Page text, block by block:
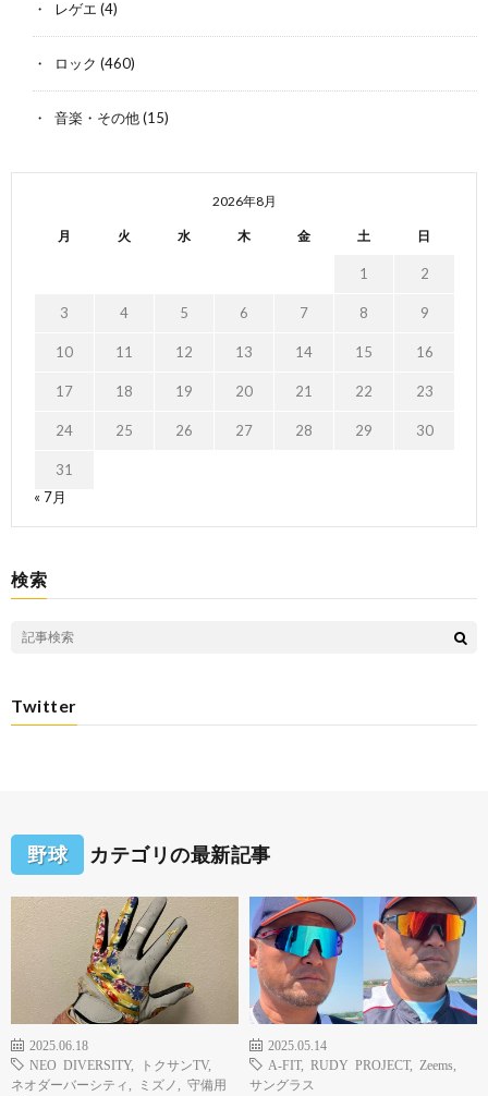
レゲエ (4)
ロック (460)
音楽・その他(15)
2026年8月
月 火 水 木 金 土 日
1 2
3 4 5 6 7 8 9
10 11 12 13 14 15 16
17 18 19 20 21 22 23
24 25 26 27 28 29 30
31
« 7月
検索
Twitter
野球 カテゴリの最新記事
2025.06.18
NEO DIVERSITY, トクサンTV,
ネオダーバーシティ
ミズノ
守備用
2025.05.14
A-FIT, RUDY PROJECT, Zeems
サングラス